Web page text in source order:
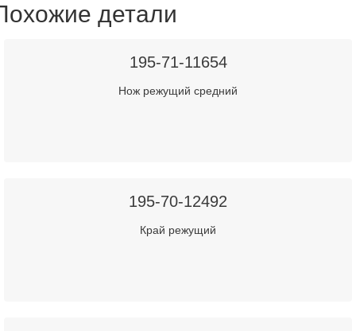
детали
195-71-11654
Нож режущий средний
195-70-12492
Край режущий